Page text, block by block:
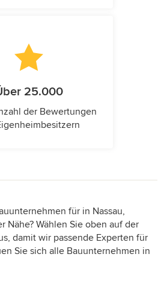
25.000
der Bewertungen
für in Nassau,
Nähe? Wählen Sie oben auf der
damit wir passende Experten für
Sie sich alle Bauunternehmen in